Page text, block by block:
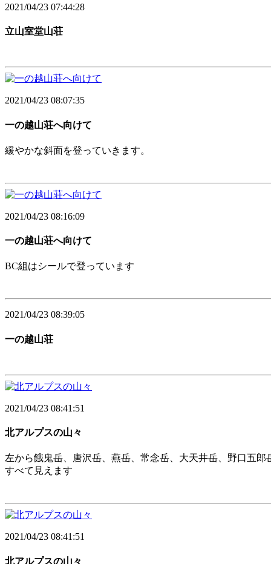
2021/04/23 07:44:28
立山室堂山荘
2021/04/23 08:07:35
一の越山荘へ向けて
緩やかな斜面を登っていきます。
2021/04/23 08:16:09
一の越山荘へ向けて
BC組はシールで登っています
2021/04/23 08:39:05
一の越山荘
2021/04/23 08:41:51
北アルプスの山々
左から餓鬼岳、唐沢岳、燕岳、常念岳、大天井岳、野口五
すべて見えます
2021/04/23 08:41:51
北アルプスの山々